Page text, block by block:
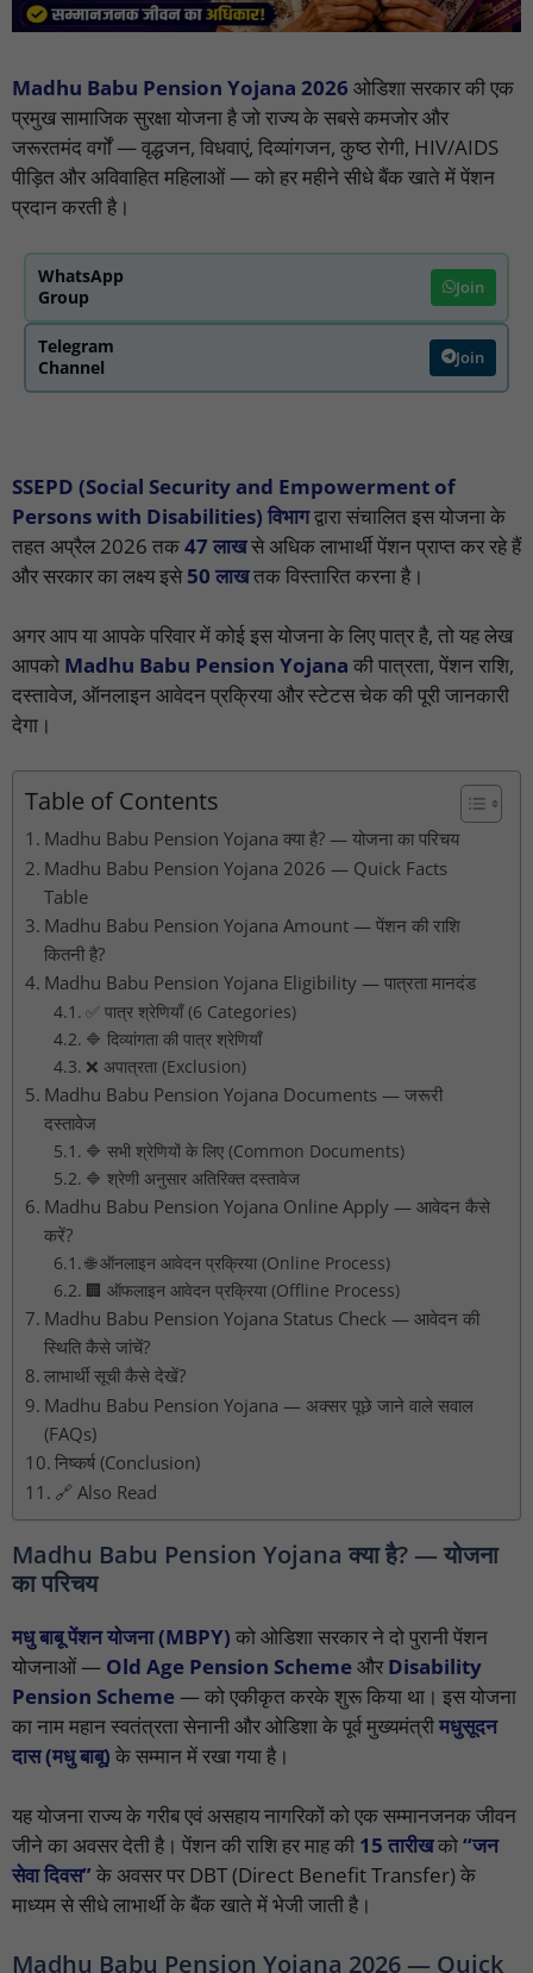
Madhu Babu Pension Yojana 2026 ओडिशा सरकार की एक
प्रमुख सामाजिक सुरक्षा योजना है जो राज्य के सबसे कमजोर और
जरूरतमंद वर्गों — वृद्धजन, विधवाएं, दिव्यांगजन, कुष्ठ रोगी, HIV/AIDS
पीड़ित और अविवाहित महिलाओं — को हर महीने सीधे बैंक खाते में पेंशन
प्रदान करती है।
WhatsApp
Group
Join
Telegram
Channel
Join
SSEPD (Social Security and Empowerment of
Persons with Disabilities) विभागद्वारा संचालित इस योजना के
तहत अप्रैल 2026 तक47 लाखसे अधिक लाभार्थी पेंशन प्राप्त कर रहे हैं
और सरकार का लक्ष्य इसे50 लाखतक विस्तारित करना है।
अगर आप या आपके परिवार में कोई इस योजना के लिए पात्र है, तो यह लेख
आपको Madhu Babu Pension Yojana की पात्रता, पेंशन राशि,
दस्तावेज, ऑनलाइन आवेदन प्रक्रिया और स्टेटस चेक की पूरी जानकारी
देगा।
Table of Contents
Madhu Babu Pension Yojana क्या है? — योजना का परिचय
Madhu Babu Pension Yojana 2026 — Quick Facts
Table
Madhu Babu Pension Yojana Amount — पेंशन की राशि
कितनी है?
Madhu Babu Pension Yojana Eligibility — पात्रता मानदंड
✅ पात्र श्रेणियाँ (6 Categories)
🔷 दिव्यांगता की पात्र श्रेणियाँ
❌ अपात्रता (Exclusion)
Madhu Babu Pension Yojana Documents — जरूरी
दस्तावेज
🔷 सभी श्रेणियों के लिए (Common Documents)
🔷 श्रेणी अनुसार अतिरिक्त दस्तावेज
Madhu Babu Pension Yojana Online Apply — आवेदन कैसे
करें?
🌐 ऑनलाइन आवेदन प्रक्रिया (Online Process)
🏢 ऑफलाइन आवेदन प्रक्रिया (Offline Process)
Madhu Babu Pension Yojana Status Check — आवेदन की
स्थिति कैसे जांचें?
लाभार्थी सूची कैसे देखें?
Madhu Babu Pension Yojana — अक्सर पूछे जाने वाले सवाल
(FAQs)
निष्कर्ष (Conclusion)
🔗 Also Read
Madhu Babu Pension Yojana क्या है? — योजना
का परिचय
मधु बाबू पेंशन योजना (MBPY) को ओडिशा सरकार ने दो पुरानी पेंशन
योजनाओं — Old Age Pension SchemeऔरDisability
Pension Scheme— को एकीकृत करके शुरू किया था। इस योजना
का नाम महान स्वतंत्रता सेनानी और ओडिशा के पूर्व मुख्यमंत्रीमधुसूदन
दास (मधु बाबू) के सम्मान में रखा गया है।
यह योजना राज्य के गरीब एवं असहाय नागरिकों को एक सम्मानजनक जीवन
जीने का अवसर देती है। पेंशन की राशि हर माह की 15 तारीखको“जन
सेवा दिवस” के अवसर पर DBT (Direct Benefit Transfer) के
माध्यम से सीधे लाभार्थी के बैंक खाते में भेजी जाती है।
Madhu Babu Pension Yojana 2026 — Quick